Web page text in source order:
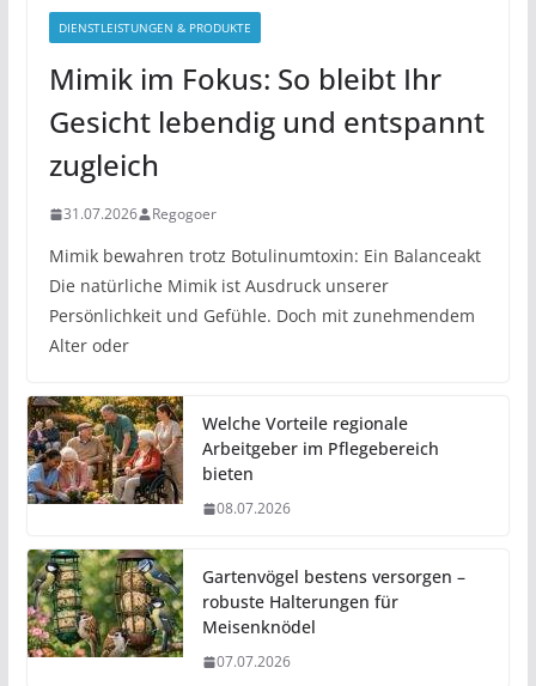
DIENSTLEISTUNGEN & PRODUKTE
Mimik im Fokus: So bleibt Ihr
Gesicht lebendig und entspannt
zugleich
31.07.2026 Regogoer
Mimik bewahren trotz Botulinumtoxin: Ein Balanceakt
Die natürliche Mimik ist Ausdruck unserer
Persönlichkeit und Gefühle. Doch mit zunehmendem
Alter oder
Welche Vorteile regionale
Arbeitgeber im Pflegebereich
bieten
08.07.2026
Gartenvögel bestens versorgen –
robuste Halterungen für
Meisenknödel
07.07.2026